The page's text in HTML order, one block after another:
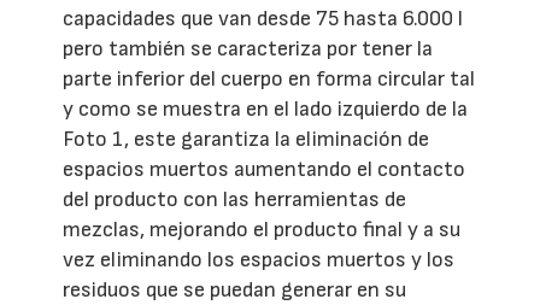
capacidades que van desde 75 hasta 6.000 l
pero también se caracteriza por tener la
parte inferior del cuerpo en forma circular tal
y como se muestra en el lado izquierdo de la
Foto 1, este garantiza la eliminación de
espacios muertos aumentando el contacto
del producto con las herramientas de
mezclas, mejorando el producto final y a su
vez eliminando los espacios muertos y los
residuos que se puedan generar en su